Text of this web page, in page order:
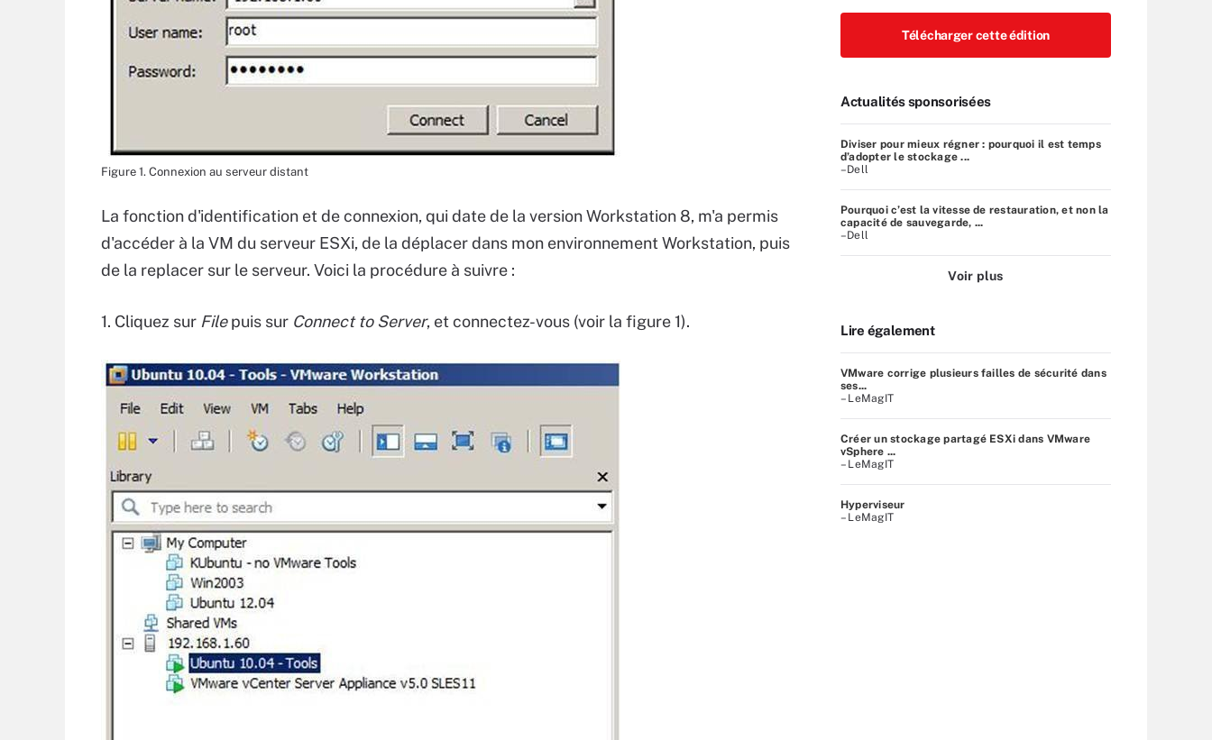
Figure 1. Connexion au serveur distant
La fonction d'identification et de connexion, qui date de la version Workstation 8, m'a permis
d'accéder à la VM du serveur ESXi, de la déplacer dans mon environnement Workstation, puis
de la replacer sur le serveur. Voici la procédure à suivre :
1. Cliquez sur Filepuis sur Connect to Server, et connectez-vous (voir la figure 1).
Télécharger cette édition
Actualités sponsorisées
Diviser pour mieux régner : pourquoi il est temps
d’adopter le stockage ...
–Dell
Pourquoi c’est la vitesse de restauration, et non la
capacité de sauvegarde, ...
–Dell
Voir plus
Lire également
VMware corrige plusieurs failles de sécurité dans
ses...
– LeMagIT
Créer un stockage partagé ESXi dans VMware
vSphere ...
– LeMagIT
Hyperviseur
– LeMagIT